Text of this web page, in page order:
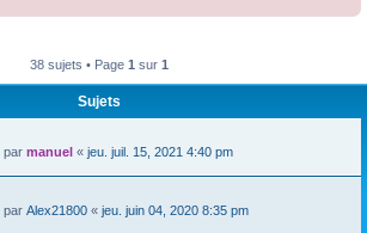
38 sujets • Page 1 sur 1
Sujets
par manuel « jeu. juil. 15, 2021 4:40 pm
par Alex21800 « jeu. juin 04, 2020 8:35 pm